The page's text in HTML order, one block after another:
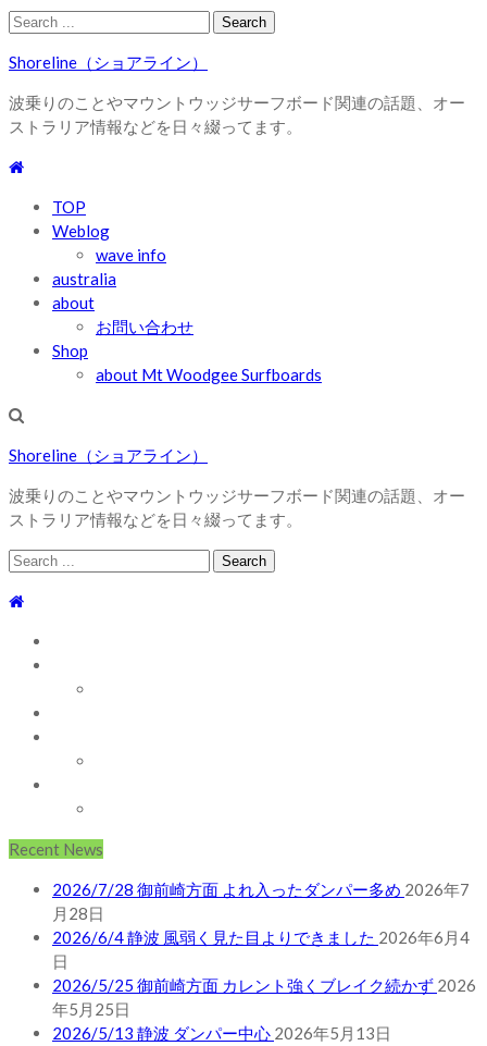
Skip
navigation
Skip
content
Search
Shoreline（ショアライン）
波乗りのことやマウントウッジサーフボード関連の話題、オー
ストラリア情報などを日々綴ってます。
TOP
Weblog
wave info
australia
about
お問い合わせ
Shop
about Mt Woodgee Surfboards
Shoreline（ショアライン）
波乗りのことやマウントウッジサーフボード関連の話題、オー
ストラリア情報などを日々綴ってます。
Search
Recent News
2026/7/28 御前崎方面 よれ入ったダンパー多め 2026年7
月28日
2026/6/4 静波 風弱く見た目よりできました 2026年6月4
日
2026/5/25 御前崎方面 カレント強くブレイク続かず 2026
年5月25日
2026/5/13 静波 ダンパー中心 2026年5月13日